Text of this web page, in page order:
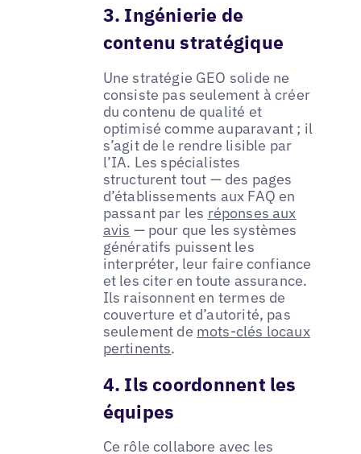
3. Ingénierie de
contenu stratégique
Une stratégie GEO solide ne
consiste pas seulement à créer
du contenu de qualité et
optimisé comme auparavant ; il
s’agit de le rendre lisible par
l’IA. Les spécialistes
structurent tout — des pages
d’établissements aux FAQ en
passant par les réponses aux
avis — pour que les systèmes
génératifs puissent les
interpréter, leur faire confiance
et les citer en toute assurance.
Ils raisonnent en termes de
couverture et d’autorité, pas
seulement de mots-clés locaux
pertinents.
4. Ils coordonnent les
équipes
Ce rôle collabore avec les